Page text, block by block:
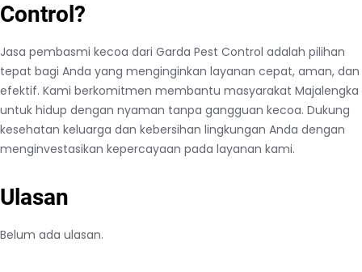
Control?
Jasa pembasmi kecoa dari Garda Pest Control adalah pilihan
tepat bagi Anda yang menginginkan layanan cepat, aman, dan
efektif. Kami berkomitmen membantu masyarakat Majalengka
untuk hidup dengan nyaman tanpa gangguan kecoa. Dukung
kesehatan keluarga dan kebersihan lingkungan Anda dengan
menginvestasikan kepercayaan pada layanan kami.
Ulasan
Belum ada ulasan.